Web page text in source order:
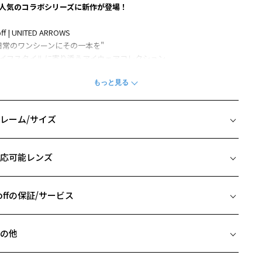
気のコラボシリーズに新作が登場！
| UNITED ARROWS
常のワンシーンにその一本を"
フスタイルに寄り添うアイウェアコレクション
フィット。
と魅力を引き出すボストン型メガネです。
リジナルケース＆巾着型メガネ拭きセット
スは60%、メガネ拭きは100%リサイクル素材を使用した
たたみ式のケースと巾着型のメガネ拭きで持ち運びにも便利。
かさ・上質感」をキーワードに、ハイグレードなライフスタイルを
する"UNITED ARROWS"。
ーム/サイズ
リッジ(鼻部分)の横幅：23mm
可能レンズ
フレームとレンズの合計料金を知りたい方へ
の保証/サービス
他